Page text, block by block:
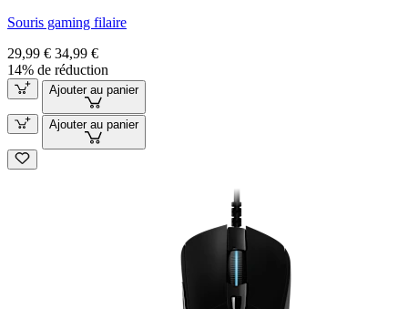
Souris gaming filaire
29,99 € 34,99 €
14% de réduction
Ajouter au panier
Ajouter au panier